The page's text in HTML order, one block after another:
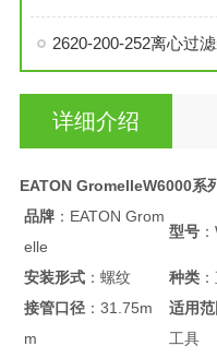
2620-200-252离心过
详细介绍
EATON GromelleW6000系
品牌：EATON Grom
elle
型号
安装形式：螺纹 种类：
接管口径：31.75m
m
适用范
工具